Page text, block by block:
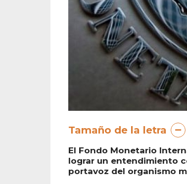
Tamaño de la letra
El Fondo Monetario
lograr un entendimiento
portavoz del organismo